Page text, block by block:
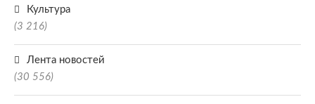
Культура
(3 216)
Лента новостей
(30 556)